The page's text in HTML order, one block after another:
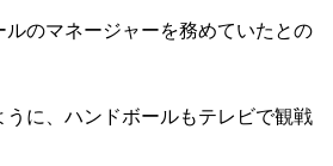
のマネージャーを務めていたとの
に、ハンドボールもテレビで観戦